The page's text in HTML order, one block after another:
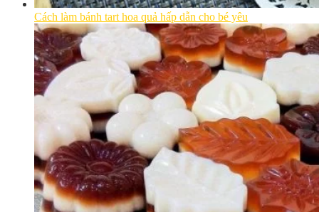
Cách làm bánh tart hoa quả hấp dẫn cho bé yêu